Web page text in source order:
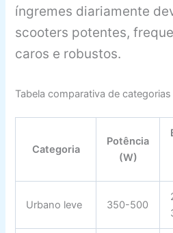
íngremes diariamente
scooters potentes,
caros e robustos.
Tabela comparativa de
Categoria
Potência
(W)
Urbano leve 350-500